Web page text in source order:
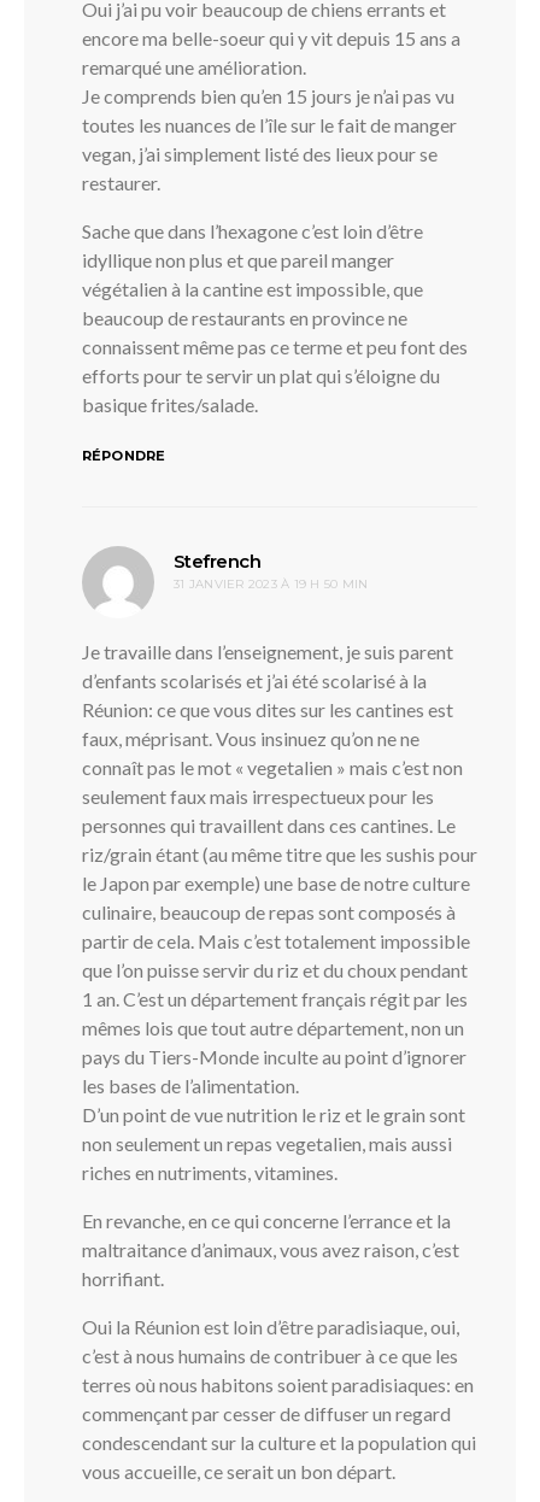
Oui j’ai pu voir beaucoup de chiens errants et
encore ma belle-soeur qui y vit depuis 15 ans a
remarqué une amélioration.
Je comprends bien qu’en 15 jours je n’ai pas vu
toutes les nuances de l’île sur le fait de manger
vegan, j’ai simplement listé des lieux pour se
restaurer.
Sache que dans l’hexagone c’est loin d’être
idyllique non plus et que pareil manger
végétalien à la cantine est impossible, que
beaucoup de restaurants en province ne
connaissent même pas ce terme et peu font des
efforts pour te servir un plat qui s’éloigne du
basique frites/salade.
RÉPONDRE
Stefrenchdit :
31 JANVIER 2023 À 19 H 50 MIN
Je travaille dans l’enseignement, je suis parent
d’enfants scolarisés et j’ai été scolarisé à la
Réunion: ce que vous dites sur les cantines est
faux, méprisant. Vous insinuez qu’on ne ne
connaît pas le mot « vegetalien » mais c’est non
seulement faux mais irrespectueux pour les
personnes qui travaillent dans ces cantines. Le
riz/grain étant (au même titre que les sushis pour
le Japon par exemple) une base de notre culture
culinaire, beaucoup de repas sont composés à
partir de cela. Mais c’est totalement impossible
que l’on puisse servir du riz et du choux pendant
1 an. C’est un département français régit par les
mêmes lois que tout autre département, non un
pays du Tiers-Monde inculte au point d’ignorer
les bases de l’alimentation.
D’un point de vue nutrition le riz et le grain sont
non seulement un repas vegetalien, mais aussi
riches en nutriments, vitamines.
En revanche, en ce qui concerne l’errance et la
maltraitance d’animaux, vous avez raison, c’est
horrifiant.
Oui la Réunion est loin d’être paradisiaque, oui,
c’est à nous humains de contribuer à ce que les
terres où nous habitons soient paradisiaques: en
commençant par cesser de diffuser un regard
condescendant sur la culture et la population qui
vous accueille, ce serait un bon départ.